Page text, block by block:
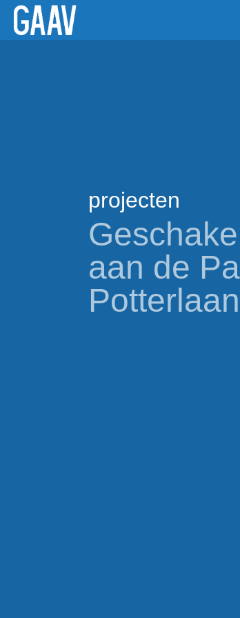
naar
inhoud
projecten
aan de